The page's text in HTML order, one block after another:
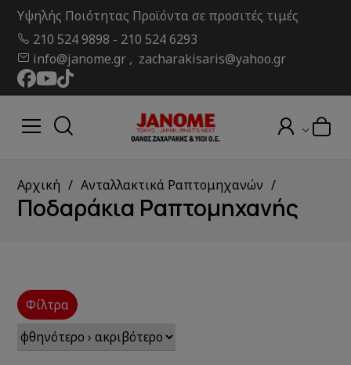
Υψηλής Ποιότητας Προϊόντα σε προσιτές τιμές
210 524 9898 - 210 524 6293
info@janome.gr , zacharakisaris@yahoo.gr
Αρχική Ανταλλακτικά Ραπτομηχανών
Ποδαράκια Ραπτομηχανής
Φίλτρα